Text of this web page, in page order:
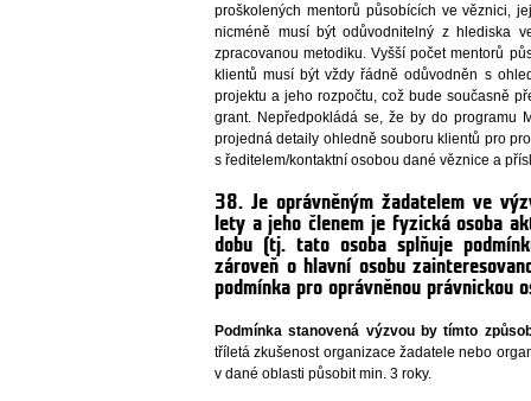
proškolených mentorů působících ve věznici,
nicméně musí být odůvodnitelný z hlediska
zpracovanou metodiku. Vyšší počet mentorů
klientů musí být vždy řádně odůvodněn s
projektu a jeho rozpočtu, což bude současně
grant. Nepředpokládá se, že by do programu
projedná detaily ohledně souboru klientů pro
s ředitelem/kontaktní osobou dané věznice a
38. Je oprávněným žadatelem ve
lety a jeho členem je fyzická osoba
dobu (tj. tato osoba splňuje
zároveň o hlavní osobu
podmínka pro oprávněnou právnickou
Podmínka stanovená výzvou by tímto
tříletá zkušenost organizace žadatele nebo
v dané oblasti působit min. 3 roky.